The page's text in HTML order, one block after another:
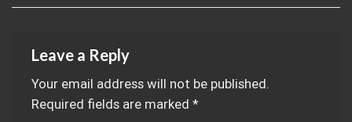
Leave a Reply
Your email address will not be published.
Required fields are marked *